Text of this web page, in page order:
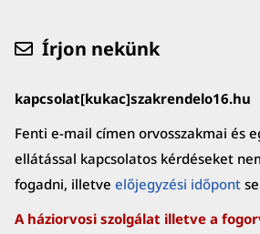
Írjon nekünk
kapcsolat[kukac]szakrendelo16.hu
Fenti e-mail címen orvosszakmai és
ellátással kapcsolatos kérdéseket
fogadni, illetve előjegyzési időpont
A háziorvosi szolgálat illetve a